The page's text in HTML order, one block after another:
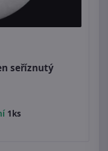
seříznutý
1ks